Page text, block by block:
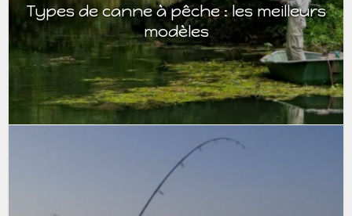
Types de canne à pêche : les meilleurs
modèles